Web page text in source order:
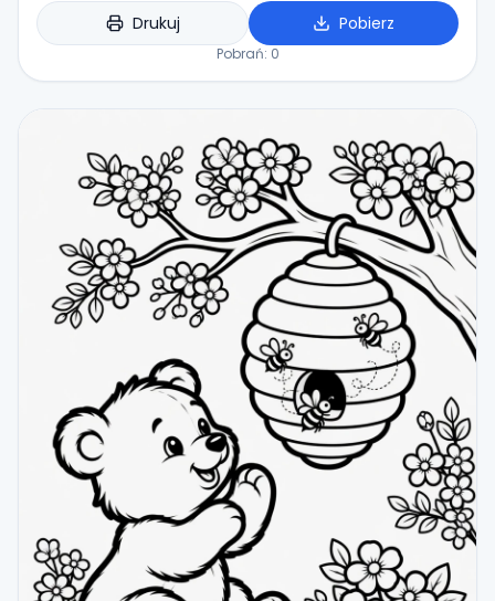
Drukuj Pobierz
Pobrań: 0